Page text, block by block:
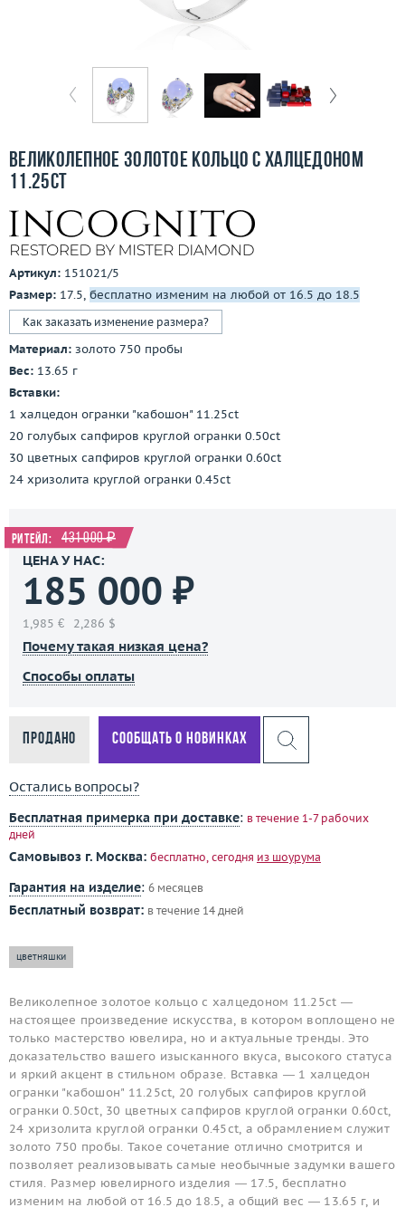
Покупка и оплата
Ломбард
Контакты
3D-тур по шоуруму
Заказать звонок
Великолепное золотое кольцо с халцедоном
11.25ct
Артикул: 151021/5
Размер: 17.5, бесплатно изменим на любой от 16.5 до 18.5
Как заказать изменение размера?
Материал: золото 750 пробы
Вес: 13.65 г
Вставки:
1 халцедон огранки "кабошон" 11.25ct
20 голубых сапфиров круглой огранки 0.50ct
30 цветных сапфиров круглой огранки 0.60ct
24 хризолита круглой огранки 0.45ct
Ритейл: 431 000 ₽
ЦЕНА У НАС:
185 000 ₽
1,985 € 2,286 $
Почему такая низкая цена?
Способы оплаты
Продано Сообщать о новинках
Остались вопросы?
Бесплатная примерка при доставке: в течение 1-7 рабочих
дней
Самовывоз г. Москва: бесплатно, сегодня из шоурума
Гарантия на изделие: 6 месяцев
Бесплатный возврат: в течение 14 дней
цветняшки
Великолепное золотое кольцо с халцедоном 11.25ct —
настоящее произведение искусства, в котором воплощено не
только мастерство ювелира, но и актуальные тренды. Это
доказательство вашего изысканного вкуса, высокого статуса
и яркий акцент в стильном образе. Вставка — 1 халцедон
огранки "кабошон" 11.25ct, 20 голубых сапфиров круглой
огранки 0.50ct, 30 цветных сапфиров круглой огранки 0.60ct,
24 хризолита круглой огранки 0.45ct, а обрамлением служит
золото 750 пробы. Такое сочетание отлично смотрится и
позволяет реализовывать самые необычные задумки вашего
стиля. Размер ювелирного изделия — 17.5, бесплатно
изменим на любой от 16.5 до 18.5, а общий вес — 13.65 г, и